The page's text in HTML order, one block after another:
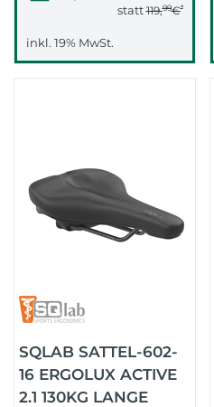
statt119,99€*
inkl. 19% MwSt.
SQLAB SATTEL-602-
16 ERGOLUX ACTIVE
2.1 130KG LANGE